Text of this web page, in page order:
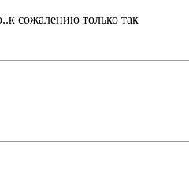
сожалению только так